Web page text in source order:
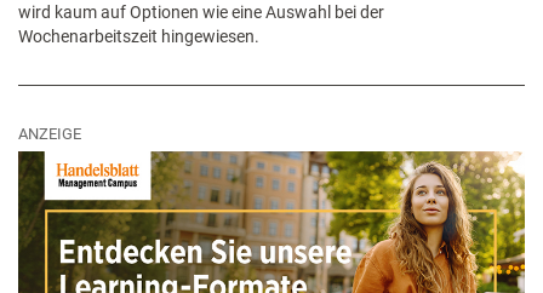
wird kaum auf Optionen wie eine Auswahl bei der
Wochenarbeitszeit hingewiesen.
ANZEIGE